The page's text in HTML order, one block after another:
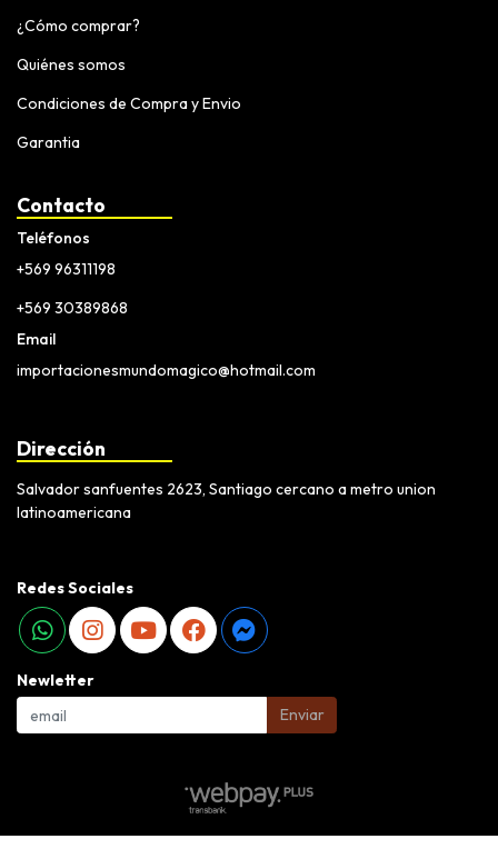
¿Cómo comprar?
Quiénes somos
Condiciones de Compra y Envio
Garantia
Contacto
Teléfonos
+569 96311198
+569 30389868
Email
importacionesmundomagico@hotmail.com
Dirección
Salvador sanfuentes 2623, Santiago cercano a metro union
latinoamericana
Redes Sociales
Newletter
Enviar